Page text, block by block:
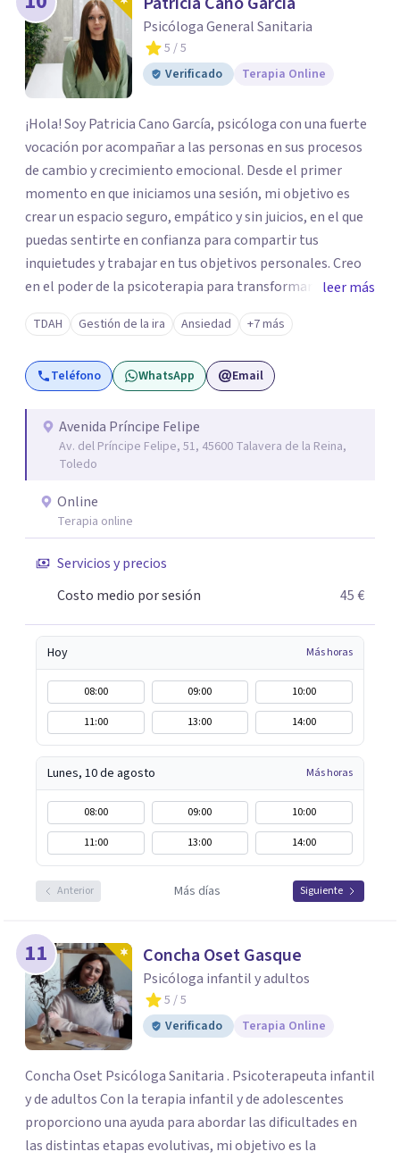
Psicóloga General Sanitaria
5 / 5
Verificado
Terapia Online
¡Hola! Soy Patricia Cano García, psicóloga con una fuerte
vocación por acompañar a las personas en sus procesos
de cambio y crecimiento emocional. Desde el primer
momento en que iniciamos una sesión, mi objetivo es
crear un espacio seguro, empático y sin juicios, en el que
puedas sentirte en confianza para compartir tus
inquietudes y trabajar en tus objetivos personales. Creo
en el poder de la psicoterapia para transformar y mejorar
la vida de las personas, y me siento honrada de poder
contribuir a este proceso en cada sesión. Mi enfoque se
basa en el respeto y en la autenticidad; para mí es
fundamental que cada persona encuentre en la terapia no
camino hacia el autoconocimiento y la fortaleza
emocional. Me apasiona trabajar con cada paciente desde
una perspectiva cercana y humana, y espero poder
acompañarte en tu camino hacia el bienestar y el
equilibrio que buscas.
leer más
TDAH Gestión de la ira Ansiedad +7 más
Teléfono WhatsApp Email
Avenida Príncipe Felipe
Av. del Príncipe Felipe, 51, 45600 Talavera de la Reina,
Toledo
Online
Terapia online
Servicios y precios
Costo medio por sesión
45 €
Hoy Más horas
08:00 09:00
10:00
11:00
13:00 14:00
Lunes, 10 de agosto Más horas
08:00 09:00
10:00
11:00
13:00 14:00
Anterior Más días Siguiente
11 Concha Oset Gasque
Psicóloga infantil y adultos
5 / 5
Verificado
Terapia Online
Concha Oset Psicóloga Sanitaria . Psicoterapeuta infantil
y de adultos Con la terapia infantil y de adolescentes
proporciono una ayuda para abordar las dificultades en
las distintas etapas evolutivas, mi objetivo es la